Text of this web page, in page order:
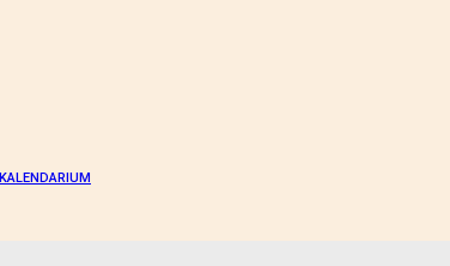
KALENDARIUM